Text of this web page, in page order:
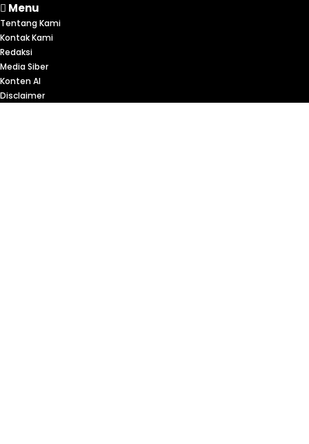
Menu
Tentang Kami
Kontak Kami
Redaksi
Media Siber
Konten AI
Disclaimer